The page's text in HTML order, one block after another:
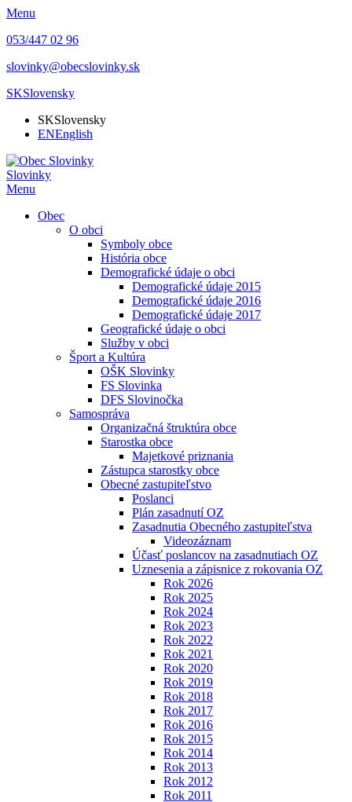
Menu
053/447 02 96
slovinky@obecslovinky.sk
SKSlovensky
SKSlovensky
ENEnglish
Slovinky
Menu
Obec
O obci
Symboly obce
História obce
Demografické údaje o obci
Demografické údaje 2015
Demografické údaje 2016
Demografické údaje 2017
Geografické údaje o obci
Služby v obci
Šport a Kultúra
OŠK Slovinky
FS Slovinka
DFS Slovinočka
Samospráva
Organizačná štruktúra obce
Starostka obce
Majetkové priznania
Zástupca starostky obce
Obecné zastupiteľstvo
Poslanci
Plán zasadnutí OZ
Zasadnutia Obecného zastupiteľstva
Videozáznam
Účasť poslancov na zasadnutiach OZ
Uznesenia a zápisnice z rokovania OZ
Rok 2026
Rok 2025
Rok 2024
Rok 2023
Rok 2022
Rok 2021
Rok 2020
Rok 2019
Rok 2018
Rok 2017
Rok 2016
Rok 2015
Rok 2014
Rok 2013
Rok 2012
Rok 2011